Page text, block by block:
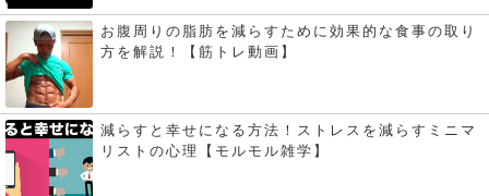
お腹周りの脂肪を減らすために効果的な食事の取り
方を解説！【筋トレ動画】
減らすと幸せになる方法！ストレスを減らすミニマ
リストの心理【モルモル雑学】